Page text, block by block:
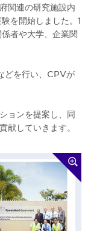
関連の研究施設内
を開始しました。1
者や大学、企業関
どを行い、CPVが
ョンを提案し、同
献していきます。